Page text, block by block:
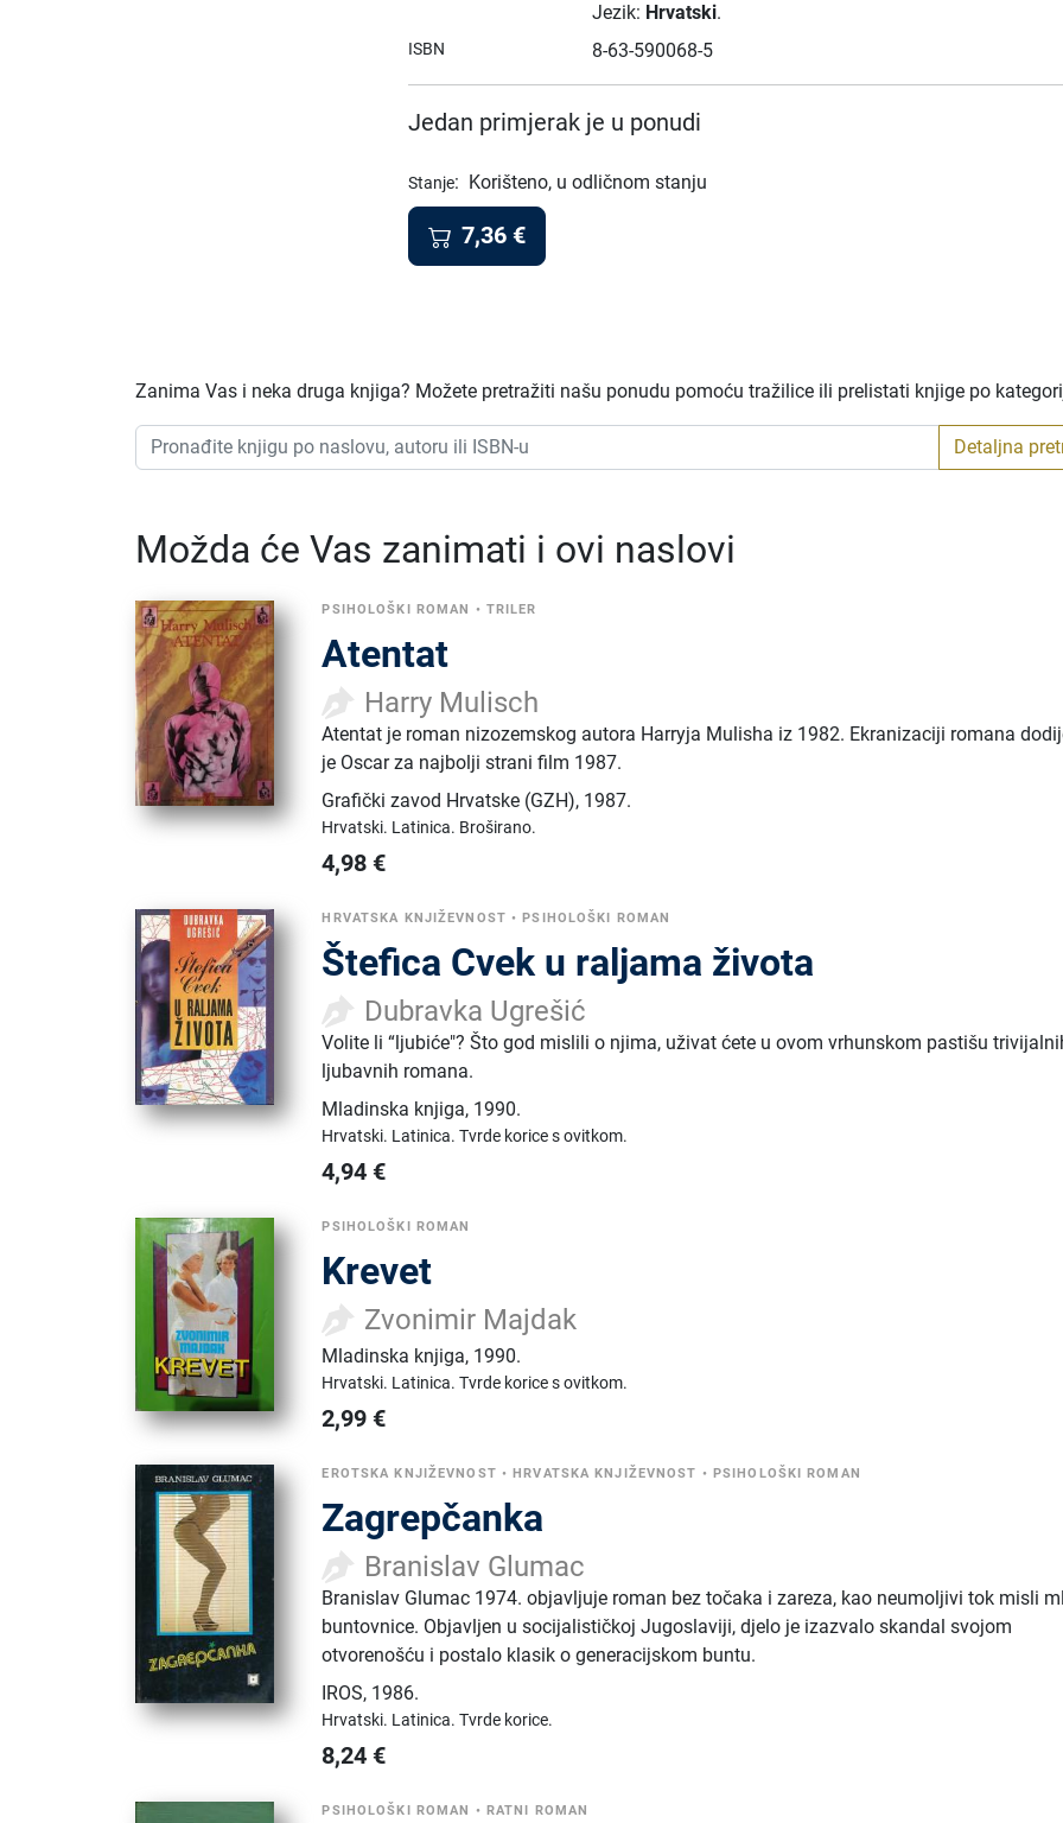
Jezik: Hrvatski.
ISBN 8-63-590068-5
Jedan primjerak je u ponudi
Stanje: Korišteno, u odličnom stanju
7,36 €
Zanima Vas i neka druga knjiga? Možete pretražiti našu ponudu pomoću tražilice ili prelistati knjige po
Detaljna
Možda će Vas zanimati i ovi naslovi
PSIHOLOŠKI ROMAN • TRILER
Atentat
Harry Mulisch
Atentat je roman nizozemskog autora Harryja Mulisha iz 1982. Ekranizaciji romana
je Oscar za najbolji strani film 1987.
Grafički zavod Hrvatske (GZH), 1987.
Hrvatski. Latinica. Broširano.
4,98 €
HRVATSKA KNJIŽEVNOST •PSIHOLOŠKI ROMAN
Štefica Cvek u raljama života
Dubravka Ugrešić
Volite li “ljubiće"? Što god mislili o njima, uživat ćete u ovom vrhunskom pastišu
ljubavnih romana.
Mladinska knjiga, 1990.
Hrvatski. Latinica.Tvrde korice s ovitkom.
4,94 €
PSIHOLOŠKI ROMAN
Krevet
Zvonimir Majdak
Mladinska knjiga, 1990.
Hrvatski. Latinica.Tvrde korice s ovitkom.
2,99 €
EROTSKA KNJIŽEVNOST •HRVATSKA KNJIŽEVNOST • PSIHOLOŠKI ROMAN
Zagrepčanka
Branislav Glumac
Branislav Glumac 1974. objavljuje roman bez točaka i zareza, kao neumoljivi tok misli
buntovnice. Objavljen u socijalističkoj Jugoslaviji, djelo je izazvalo skandal svojom
otvorenošću i postalo klasik o generacijskom buntu.
IROS, 1986.
Hrvatski. Latinica.Tvrde korice.
8,24 €
PSIHOLOŠKI ROMAN • RATNI ROMAN